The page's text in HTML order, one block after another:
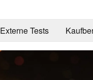
Externe Tests